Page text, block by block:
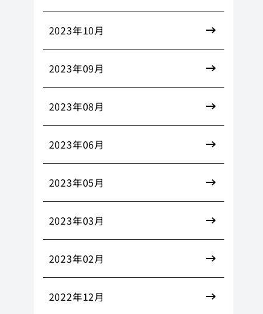
2023年10月
2023年09月
2023年08月
2023年06月
2023年05月
2023年03月
2023年02月
2022年12月